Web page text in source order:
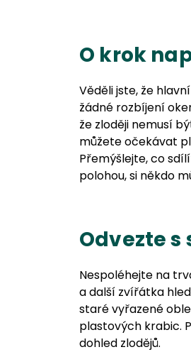
O krok
Věděli jste, že
žádné rozbíjení
že zloději nemusí
můžete očekávat
Přemýšlejte, co
polohou, si někdo
Odvezte
Nespoléhejte na
a další zvířátka
staré vyřazené
plastových krabic.
dohled zlodějů.